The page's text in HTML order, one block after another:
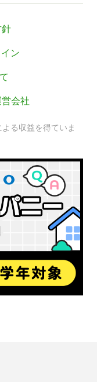
針
ン
会社
る収益を得ていま